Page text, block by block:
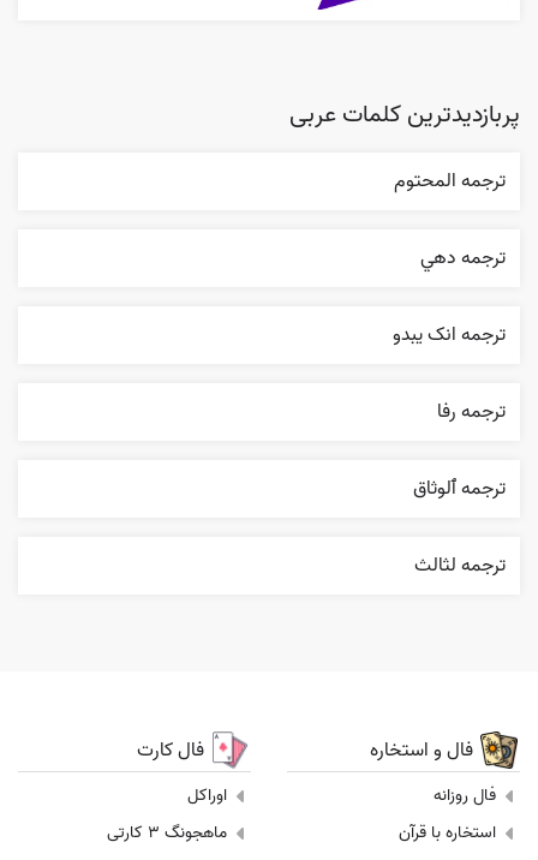
پربازدیدترین کلمات عربی
ترجمه المحتوم
ترجمه دهي
ترجمه انک يبدو
ترجمه رفا
ترجمه ٱلوثاق
ترجمه لثالث
فال و استخاره
فال روزانه
استخاره با قرآن
فال کارت
اوراکل
ماهجونگ 3 کارتی